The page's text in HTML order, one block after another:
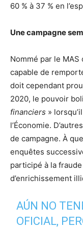
60 % à 37 % en
Une campagne
Nommé par le
capable de
doit cependant
2020, le pouvoir
financiers »
l’Économie.
de campagne. À
enquêtes
participé à la
d’enrichissement
AÚN NO
OFICIAL,